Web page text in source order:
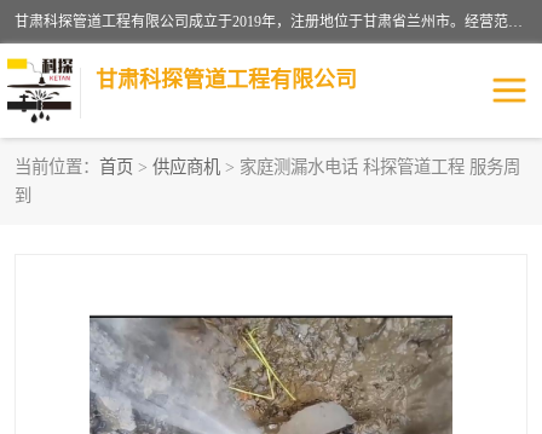
甘肃科探管道工程有限公司成立于2019年，注册地位于甘肃省兰州市。经营范围包括管道安装、清洗、疏通、维修、检测，防水工程，工程钻孔，化粪池清理，暖气安装，给排水管道安装维修，室内外管道如消防、供水、供热管道漏水检测定位，室内外防水堵漏等。
甘肃科探管道工程有限公司
当前位置： 首页 > 供应商机 > 家庭测漏水电话 科探管道工程 服务周
到
供热管道漏水 排水管道漏水
自来水管漏水 管道疏通